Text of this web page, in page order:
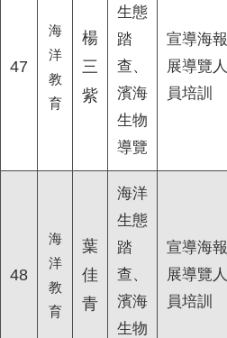
47
海
洋
教
育
楊
三
紫
生態
踏
查、
濱海
生物
導覽
宣導海報
展導覽人
員培訓
48
海
洋
教
育
葉
佳
青
海洋
生態
踏
查、
濱海
生物
宣導海報
展導覽人
員培訓